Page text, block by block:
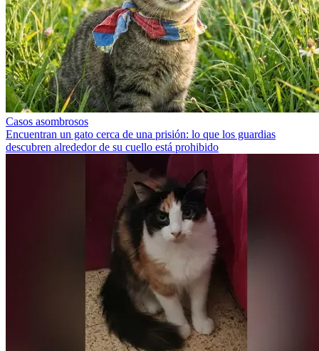
Casos asombrosos
Encuentran un gato cerca de una prisión: lo que los guardias
descubren alrededor de su cuello está prohibido